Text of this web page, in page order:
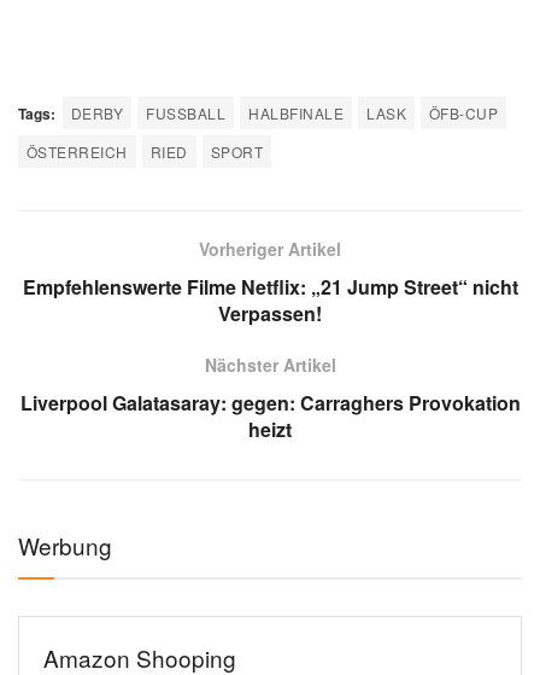
Tags: DERBY FUSSBALL HALBFINALE LASK
ÖFB-CUP
ÖSTERREICH
RIED SPORT
Vorheriger Artikel
Empfehlenswerte Filme Netflix: „21 Jump Street“ nicht
Verpassen!
Nächster Artikel
Liverpool Galatasaray: gegen: Carraghers Provokation
heizt
Werbung
Amazon Shooping